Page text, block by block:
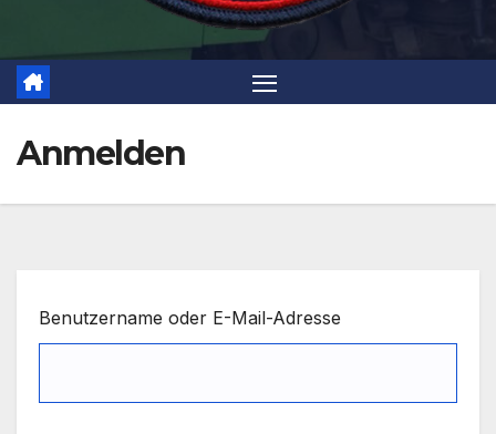
Anmelden
Benutzername oder E-Mail-Adresse